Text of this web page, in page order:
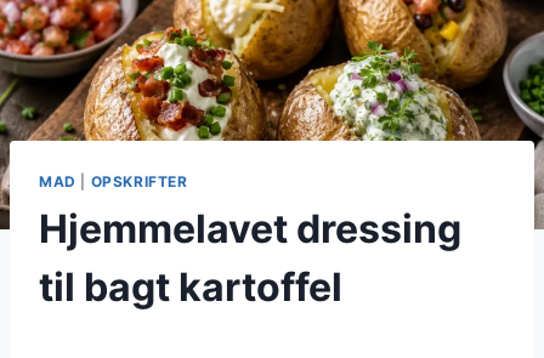
MAD OPSKRIFTER
Hjemmelavet dressing
til bagt kartoffel